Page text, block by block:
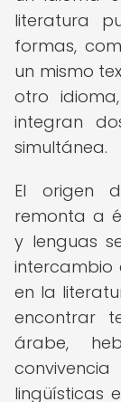
literatura
formas,
un mismo
otro
integran
simultánea.
El origen
remonta a
y lenguas
intercambio
en la
encontrar
árabe,
lingüísticas